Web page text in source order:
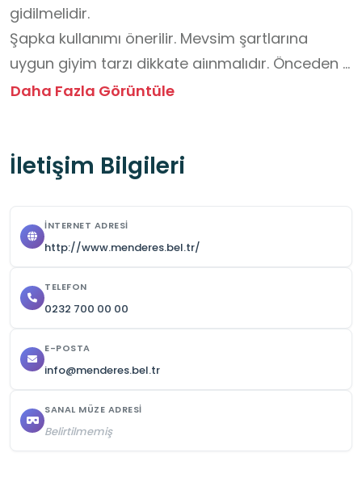
gidilmelidir.
Şapka kullanımı önerilir. Mevsim şartlarına
uygun giyim tarzı dikkate aiınmalıdır. Önceden
rezervasyon gerektirmemektedir.
Daha Fazla Görüntüle
İletişim Bilgileri
İNTERNET ADRESI
http://www.menderes.bel.tr/
TELEFON
0232 700 00 00
E-POSTA
info@menderes.bel.tr
SANAL MÜZE ADRESI
Belirtilmemiş